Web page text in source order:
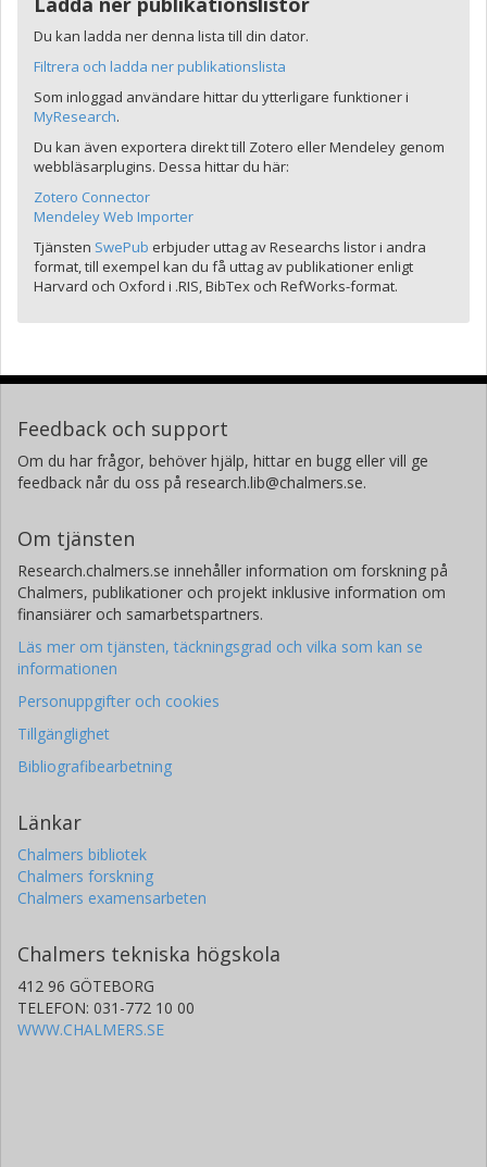
Du kan ladda ner denna lista till din dator.
Filtrera och ladda ner publikationslista
Som inloggad användare hittar du ytterligare funktioner i
MyResearch.
Du kan även exportera direkt till Zotero eller Mendeley genom
webbläsarplugins. Dessa hittar du här:
Zotero Connector
Mendeley Web Importer
Tjänsten SwePub erbjuder uttag av Researchs listor i andra
format, till exempel kan du få uttag av publikationer enligt
Harvard och Oxford i .RIS, BibTex och RefWorks-format.
Feedback och support
Om du har frågor, behöver hjälp, hittar en bugg eller vill ge
feedback når du oss på research.lib@chalmers.se.
Om tjänsten
Research.chalmers.se innehåller information om forskning på
Chalmers, publikationer och projekt inklusive information om
finansiärer och samarbetspartners.
Läs mer om tjänsten, täckningsgrad och vilka som kan se
informationen
Personuppgifter och cookies
Tillgänglighet
Bibliografibearbetning
Länkar
Chalmers bibliotek
Chalmers forskning
Chalmers examensarbeten
Chalmers tekniska högskola
412 96 GÖTEBORG
TELEFON: 031-772 10 00
WWW.CHALMERS.SE